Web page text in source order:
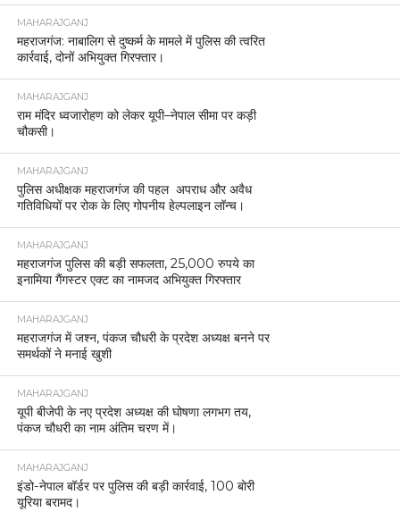
MAHARAJGANJ
महराजगंज: नाबालिग से दुष्कर्म के मामले में पुलिस की त्वरित
कार्रवाई, दोनों अभियुक्त गिरफ्तार।
MAHARAJGANJ
राम मंदिर ध्वजारोहण को लेकर यूपी–नेपाल सीमा पर कड़ी
चौकसी।
MAHARAJGANJ
पुलिस अधीक्षक महराजगंज की पहल अपराध और अवैध
गतिविधियों पर रोक के लिए गोपनीय हेल्पलाइन लॉन्च।
MAHARAJGANJ
महराजगंज पुलिस की बड़ी सफलता, 25,000 रुपये का
इनामिया गैंगस्टर एक्ट का नामजद अभियुक्त गिरफ्तार
MAHARAJGANJ
महराजगंज में जश्न, पंकज चौधरी के प्रदेश अध्यक्ष बनने पर
समर्थकों ने मनाई खुशी
MAHARAJGANJ
यूपी बीजेपी के नए प्रदेश अध्यक्ष की घोषणा लगभग तय,
पंकज चौधरी का नाम अंतिम चरण में।
MAHARAJGANJ
इंडो-नेपाल बॉर्डर पर पुलिस की बड़ी कार्रवाई, 100 बोरी
यूरिया बरामद।